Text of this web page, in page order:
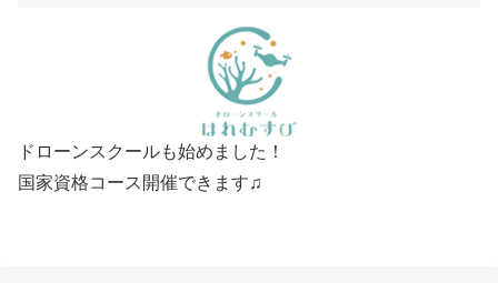
ドローンスクールも始めました！
国家資格コース開催できます♫